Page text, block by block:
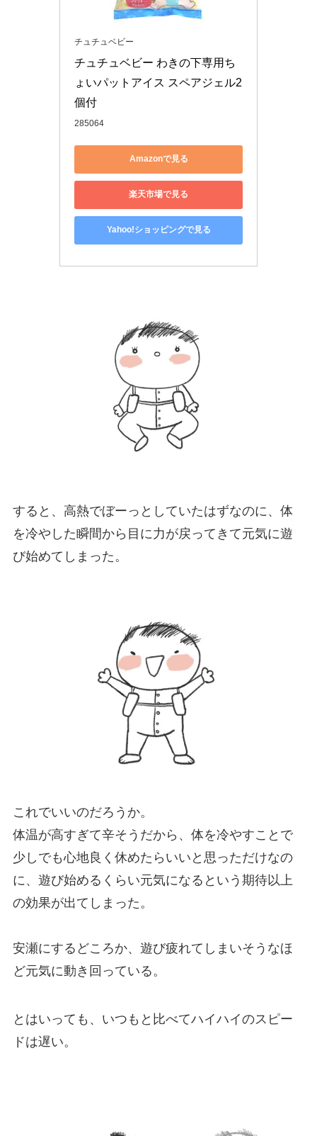
チュチュベビー
チュチュベビー わきの下専用ち
ょいパットアイス スペアジェル2
個付
285064
Amazonで見る
楽天市場で見る
Yahoo!ショッピングで見る
すると、高熱でぼーっとしていたはずなのに、体
を冷やした瞬間から目に力が戻ってきて元気に遊
び始めてしまった。
これでいいのだろうか。
体温が高すぎて辛そうだから、体を冷やすことで
少しでも心地良く休めたらいいと思っただけなの
に、遊び始めるくらい元気になるという期待以上
の効果が出てしまった。
安瀬にするどころか、遊び疲れてしまいそうなほ
ど元気に動き回っている。
とはいっても、いつもと比べてハイハイのスピー
ドは遅い。